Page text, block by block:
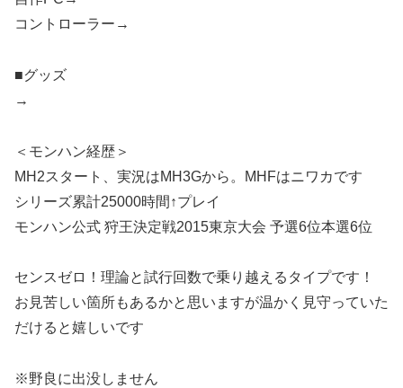
コントローラー→
■グッズ
→
＜モンハン経歴＞
MH2スタート、実況はMH3Gから。MHFはニワカです
シリーズ累計25000時間↑プレイ
モンハン公式 狩王決定戦2015東京大会 予選6位本選6位
センスゼロ！理論と試行回数で乗り越えるタイプです！
お見苦しい箇所もあるかと思いますが温かく見守っていた
だけると嬉しいです
※野良に出没しません